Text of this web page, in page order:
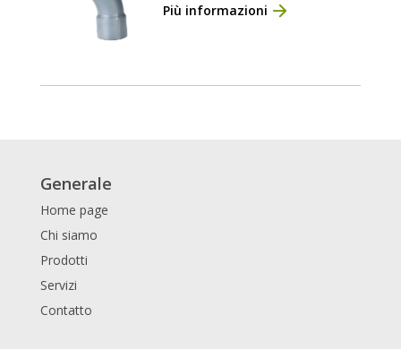
Più informazioni
Generale
Home page
Chi siamo
Prodotti
Servizi
Contatto